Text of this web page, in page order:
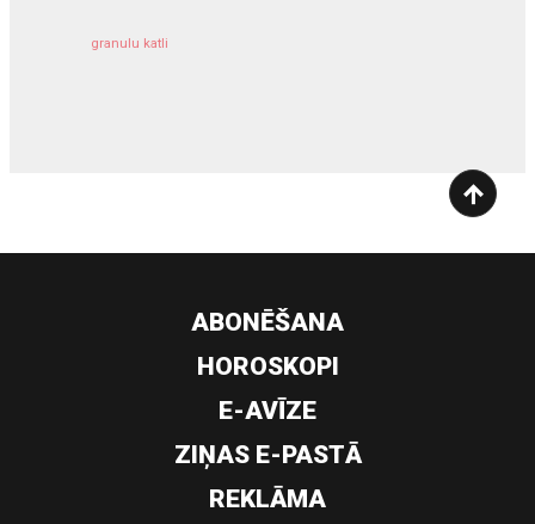
granulu katli
ABONĒŠANA
HOROSKOPI
E-AVĪZE
ZIŅAS E-PASTĀ
REKLĀMA